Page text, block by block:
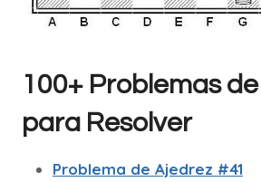
100+ Problemas
para Resolver
Problema de Ajedrez #41